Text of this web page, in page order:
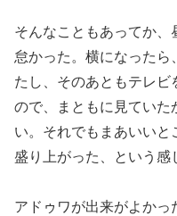
そんなこともあってか
怠かった。横になったら
たし、そのあともテレビ
ので、まともに見ていた
い。それでもまあいいと
盛り上がった、という感
アドゥワが出来がよかっ